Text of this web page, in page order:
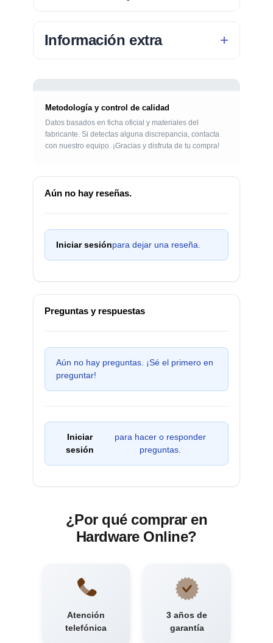
Información extra
Metodología y control de calidad
Datos basados en ficha oficial y materiales del
fabricante. Si detectas alguna discrepancia, contacta
con nuestro equipo. ¡Gracias y disfruta de tu compra!
Aún no hay reseñas.
Iniciar sesiónpara dejar una reseña.
Preguntas y respuestas
Aún no hay preguntas. ¡Sé el primero en
preguntar!
Iniciar
sesión
para hacer o responder
preguntas.
¿Por qué comprar en
Hardware Online?
Atención
telefónica
3 años de
garantía